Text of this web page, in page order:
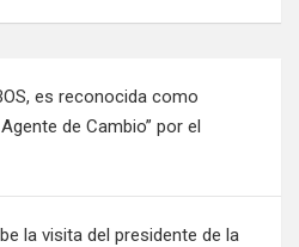
es reconocida como
de Cambio” por el
la visita del presidente de la